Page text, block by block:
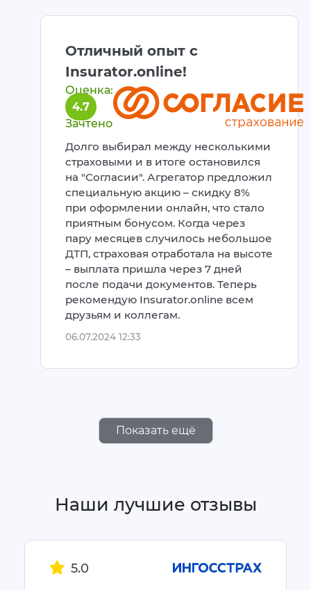
Отличный опыт с
Insurator.online!
Оценка:
4.7
Зачтено
Долго выбирал между несколькими
страховыми и в итоге остановился
на "Согласии". Агрегатор предложил
специальную акцию – скидку 8%
при оформлении онлайн, что стало
приятным бонусом. Когда через
пару месяцев случилось небольшое
ДТП, страховая отработала на высоте
– выплата пришла через 7 дней
после подачи документов. Теперь
рекомендую Insurator.online всем
друзьям и коллегам.
06.07.2024 12:33
Показать ещё
Наши лучшие отзывы
5.0